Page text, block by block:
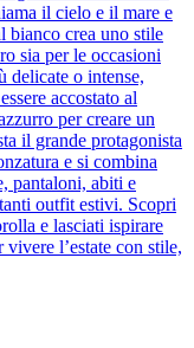
il cielo e il mare e
bianco crea uno stile
sia per le occasioni
delicate o intense,
accostato al
per creare un
il grande protagonista
e si combina
pantaloni, abiti e
outfit estivi. Scopri
e lasciati ispirare
l’estate con stile,